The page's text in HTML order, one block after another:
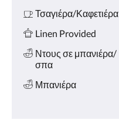
Τσαγιέρα/Καφετιέρα
Linen Provided
Ντους σε μπανιέρα/
σπα
Μπανιέρα